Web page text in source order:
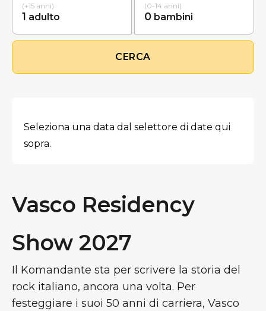
(+15 anni)
1 adulto
(0-14 anni)
0 bambini
CERCA
Vasco Residency
Show 2027
Il Komandante sta per scrivere la storia del
rock italiano, ancora una volta. Per
festeggiare i suoi 50 anni di carriera, Vasco
Seleziona una data dal selettore di date qui
sopra.